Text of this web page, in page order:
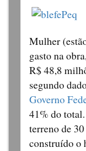
Mulher
gasto na
R$ 48,8
segundo
Governo
41% do
terreno de
construído o